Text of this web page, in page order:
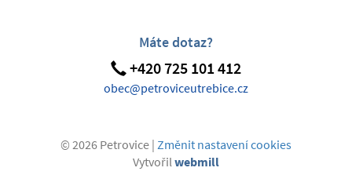
Máte dotaz?
+420 725 101 412
obec@petroviceutrebice.cz
© 2026 Petrovice | Změnit nastavení cookies
Vytvořil webmill